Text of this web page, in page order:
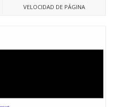
VELOCIDAD DE PÁGINA